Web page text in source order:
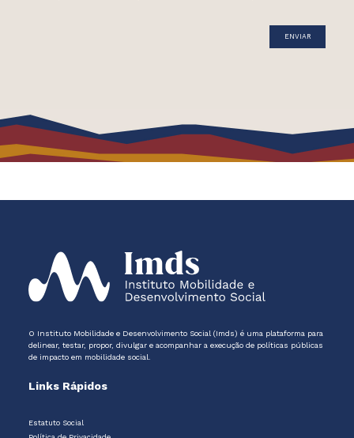
O Instituto Mobilidade e Desenvolvimento Social (Imds) é uma plataforma para
delinear, testar, propor, divulgar e acompanhar a execução de políticas públicas
de impacto em mobilidade social.
Links Rápidos
Estatuto Social